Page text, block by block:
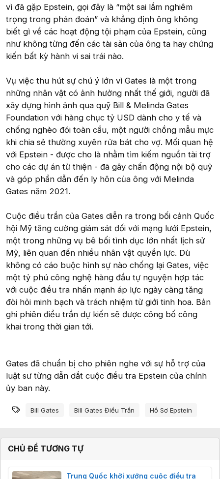
vì đã gặp Epstein, gọi đây là “một sai lầm nghiêm
trọng trong phán đoán” và khẳng định ông không
biết gì về các hoạt động tội phạm của Epstein, cũng
như không từng đến các tài sản của ông ta hay chứng
kiến bất kỳ hành vi sai trái nào.
Vụ việc thu hút sự chú ý lớn vì Gates là một trong
những nhân vật có ảnh hưởng nhất thế giới, người đã
xây dựng hình ảnh qua quỹ Bill & Melinda Gates
Foundation với hàng chục tỷ USD dành cho y tế và
chống nghèo đói toàn cầu, một người chồng mẫu mực
khi chia sẻ thường xuyên rửa bát cho vợ. Mối quan hệ
với Epstein - được cho là nhằm tìm kiếm nguồn tài trợ
cho các dự án từ thiện - đã gây chấn động nội bộ quỹ
và góp phần dẫn đến ly hôn của ông với Melinda
Gates năm 2021.
Cuộc điều trần của Gates diễn ra trong bối cảnh Quốc
hội Mỹ tăng cường giám sát đối với mạng lưới Epstein,
một trong những vụ bê bối tình dục lớn nhất lịch sử
Mỹ, liên quan đến nhiều nhân vật quyền lực. Dù
không có cáo buộc hình sự nào chống lại Gates, việc
một tỷ phú công nghệ hàng đầu tự nguyện hợp tác
với cuộc điều tra nhấn mạnh áp lực ngày càng tăng
đòi hỏi minh bạch và trách nhiệm từ giới tinh hoa. Bản
ghi phiên điều trần dự kiến sẽ được công bố công
khai trong thời gian tới.
Gates đã chuẩn bị cho phiên nghe với sự hỗ trợ của
luật sư từng dẫn dắt cuộc điều tra Epstein của chính
ủy ban này.
Từ khóa
Bill Gates Bill Gates Điều Trần Hồ Sơ Epstein
CHỦ ĐỀ TƯƠNG TỰ
Trung Quốc khởi xướng cuộc điều tra